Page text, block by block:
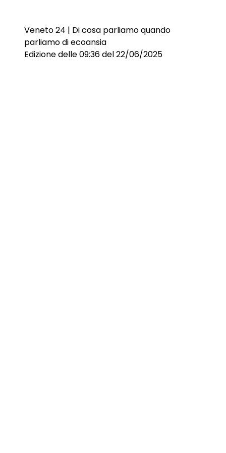
Veneto 24 | Di cosa parliamo quando
parliamo di ecoansia
Edizione delle 09:36 del 22/06/2025